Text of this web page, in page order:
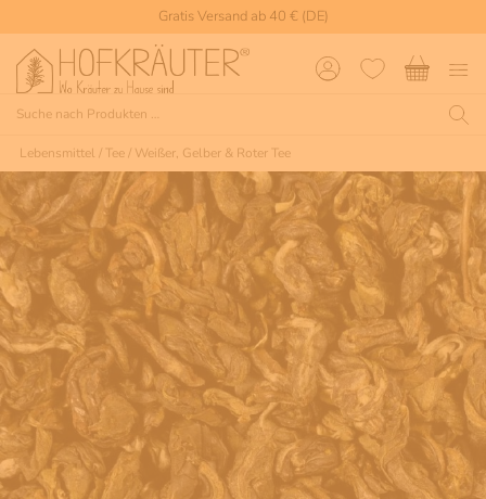
Gratis Versand ab 40 € (DE)
Lebensmittel / Tee/ Weißer, Gelber & Roter Tee